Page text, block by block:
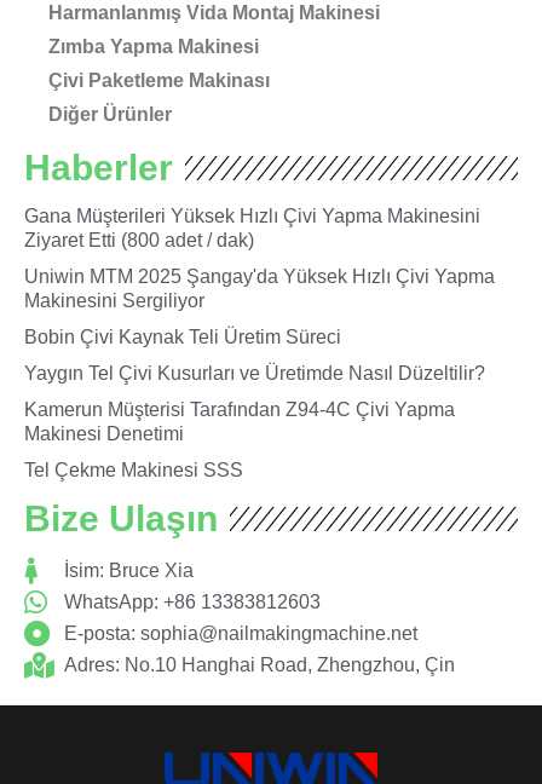
Harmanlanmış Vida Montaj Makinesi
Zımba Yapma Makinesi
Çivi Paketleme Makinası
Diğer Ürünler
Haberler
Gana Müşterileri Yüksek Hızlı Çivi Yapma Makinesini
Ziyaret Etti (800 adet / dak)
Uniwin MTM 2025 Şangay'da Yüksek Hızlı Çivi Yapma
Makinesini Sergiliyor
Bobin Çivi Kaynak Teli Üretim Süreci
Yaygın Tel Çivi Kusurları ve Üretimde Nasıl Düzeltilir?
Kamerun Müşterisi Tarafından Z94-4C Çivi Yapma
Makinesi Denetimi
Tel Çekme Makinesi SSS
Bize Ulaşın
İsim: Bruce Xia
WhatsApp: +86 13383812603
E-posta: sophia@nailmakingmachine.net
Adres: No.10 Hanghai Road, Zhengzhou, Çin